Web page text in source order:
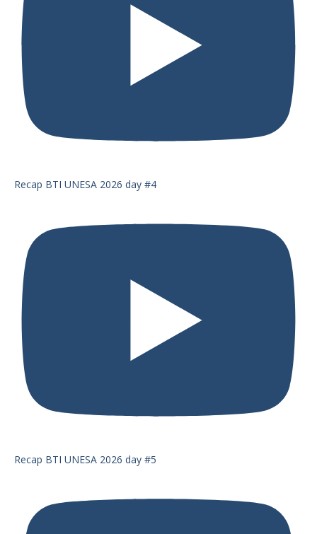
Recap BTI UNESA 2026 day #4
Recap BTI UNESA 2026 day #5